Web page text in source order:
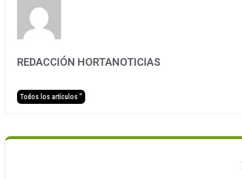
REDACCIÓN HORTANOTICIAS
Todos los artículos ”